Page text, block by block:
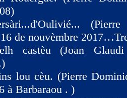
de nouvèmbre
castèu (Joan
lou cèu. (Pierre
à Barbaraou . )